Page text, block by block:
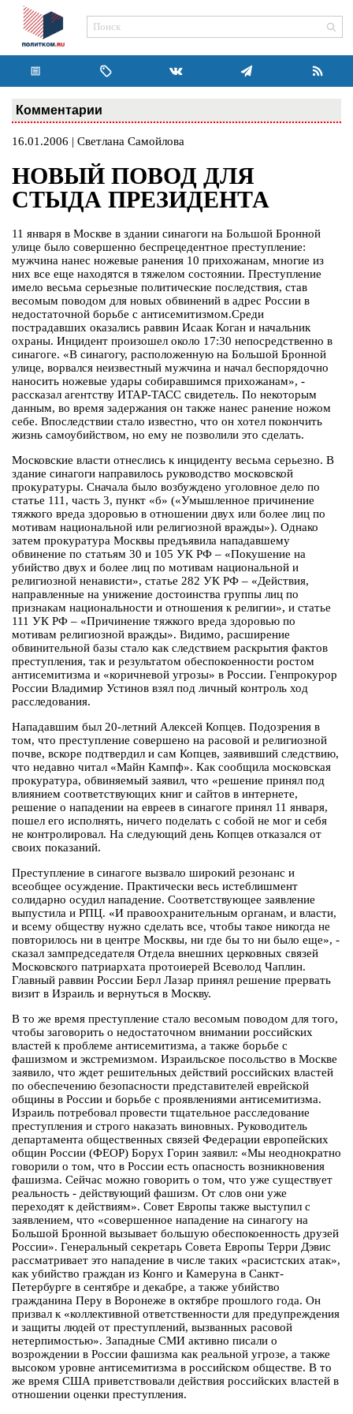
Комментарии
16.01.2006 | Светлана Самойлова
НОВЫЙ ПОВОД ДЛЯ
СТЫДА ПРЕЗИДЕНТА
11 января в Москве в здании синагоги на Большой Бронной
улице было совершенно беспрецедентное преступление:
мужчина нанес ножевые ранения 10 прихожанам, многие из
них все еще находятся в тяжелом состоянии. Преступление
имело весьма серьезные политические последствия, став
весомым поводом для новых обвинений в адрес России в
недостаточной борьбе с антисемитизмом.Среди
пострадавших оказались раввин Исаак Коган и начальник
охраны. Инцидент произошел около 17:30 непосредственно в
синагоге. «В синагогу, расположенную на Большой Бронной
улице, ворвался неизвестный мужчина и начал беспорядочно
наносить ножевые удары собиравшимся прихожанам», -
рассказал агентству ИТАР-ТАСС свидетель. По некоторым
данным, во время задержания он также нанес ранение ножом
себе. Впоследствии стало известно, что он хотел покончить
жизнь самоубийством, но ему не позволили это сделать.
Московские власти отнеслись к инциденту весьма серьезно. В
здание синагоги направилось руководство московской
прокуратуры. Сначала было возбуждено уголовное дело по
статье 111, часть 3, пункт «б» («Умышленное причинение
тяжкого вреда здоровью в отношении двух или более лиц по
мотивам национальной или религиозной вражды»). Однако
затем прокуратура Москвы предъявила нападавшему
обвинение по статьям 30 и 105 УК РФ – «Покушение на
убийство двух и более лиц по мотивам национальной и
религиозной ненависти», статье 282 УК РФ – «Действия,
направленные на унижение достоинства группы лиц по
признакам национальности и отношения к религии», и статье
111 УК РФ – «Причинение тяжкого вреда здоровью по
мотивам религиозной вражды». Видимо, расширение
обвинительной базы стало как следствием раскрытия фактов
преступления, так и результатом обеспокоенности ростом
антисемитизма и «коричневой угрозы» в России. Генпрокурор
России Владимир Устинов взял под личный контроль ход
расследования.
Нападавшим был 20-летний Алексей Копцев. Подозрения в
том, что преступление совершено на расовой и религиозной
почве, вскоре подтвердил и сам Копцев, заявивший следствию,
что недавно читал «Майн Кампф». Как сообщила московская
прокуратура, обвиняемый заявил, что «решение принял под
влиянием соответствующих книг и сайтов в интернете,
решение о нападении на евреев в синагоге принял 11 января,
пошел его исполнять, ничего поделать с собой не мог и себя
не контролировал. На следующий день Копцев отказался от
своих показаний.
Преступление в синагоге вызвало широкий резонанс и
всеобщее осуждение. Практически весь истеблишмент
солидарно осудил нападение. Соответствующее заявление
выпустила и РПЦ. «И правоохранительным органам, и власти,
и всему обществу нужно сделать все, чтобы такое никогда не
повторилось ни в центре Москвы, ни где бы то ни было еще», -
сказал зампредседателя Отдела внешних церковных связей
Московского патриархата протоиерей Всеволод Чаплин.
Главный раввин России Берл Лазар принял решение прервать
визит в Израиль и вернуться в Москву.
В то же время преступление стало весомым поводом для того,
чтобы заговорить о недостаточном внимании российских
властей к проблеме антисемитизма, а также борьбе с
фашизмом и экстремизмом. Израильское посольство в Москве
заявило, что ждет решительных действий российских властей
по обеспечению безопасности представителей еврейской
общины в России и борьбе с проявлениями антисемитизма.
Израиль потребовал провести тщательное расследование
преступления и строго наказать виновных. Руководитель
департамента общественных связей Федерации европейских
общин России (ФЕОР) Борух Горин заявил: «Мы неоднократно
говорили о том, что в России есть опасность возникновения
фашизма. Сейчас можно говорить о том, что уже существует
реальность - действующий фашизм. От слов они уже
переходят к действиям». Совет Европы также выступил с
заявлением, что «совершенное нападение на синагогу на
Большой Бронной вызывает большую обеспокоенность друзей
России». Генеральный секретарь Совета Европы Терри Дэвис
рассматривает это нападение в числе таких «расистских атак»,
как убийство граждан из Конго и Камеруна в Санкт-
Петербурге в сентябре и декабре, а также убийство
гражданина Перу в Воронеже в октябре прошлого года. Он
призвал к «коллективной ответственности для предупреждения
и защиты людей от преступлений, вызванных расовой
нетерпимостью». Западные СМИ активно писали о
возрождении в России фашизма как реальной угрозе, а также
высоком уровне антисемитизма в российском обществе. В то
же время США приветствовали действия российских властей в
отношении оценки преступления.